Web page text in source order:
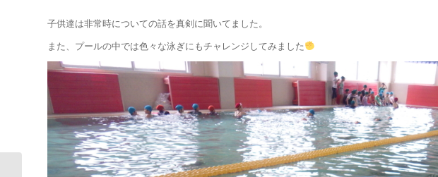
子供達は非常時についての話を真剣に聞いてました。
また、プールの中では色々な泳ぎにもチャレンジしてみました